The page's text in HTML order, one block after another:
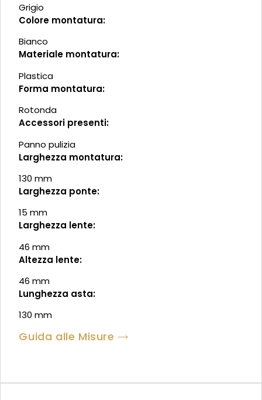
Grigio
Colore montatura:
Bianco
Materiale montatura:
Plastica
Forma montatura:
Rotonda
Accessori presenti:
Panno pulizia
Larghezza montatura:
130 mm
Larghezza ponte:
15 mm
Larghezza lente:
46 mm
Altezza lente:
46 mm
Lunghezza asta:
130 mm
Guida alle Misure